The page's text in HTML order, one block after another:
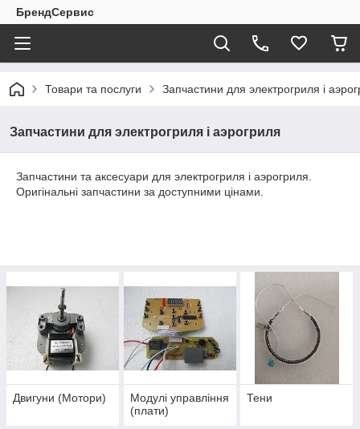
БрендСервис
Товари та послуги Запчастини для электрогриля і
Запчастини для электрогриля і аэрогриля
Запчастини та аксесуари для электрогриля і аэрогриля.
Оригінальні запчастини за доступними цінами.
Двигуни (Мотори)
Модулі управління
(плати)
Тени